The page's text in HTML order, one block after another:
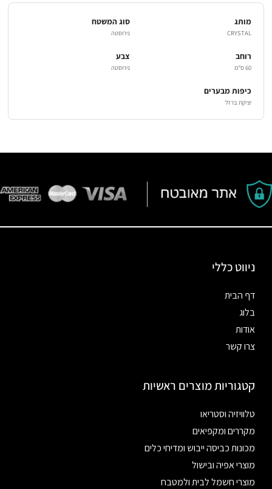
מותג
CRYSTAL
סוג המשטח
נירוסטה
רוחב
60 ס"מ
צבע
נירוסטה
כיפות מבערים
יציקת ברזל
ניווט כללי
דף הבית
בלוג
אודות
צרו קשר
קטגוריות מוצרים ראשיות
טלוויזיה וסטריאו
מקררים ומקפיאים
מכונות כביסה ייבוש ומדיחי כלים
מוצרי אפיה ובישול
מוצרי חשמל לבית ולמטבח